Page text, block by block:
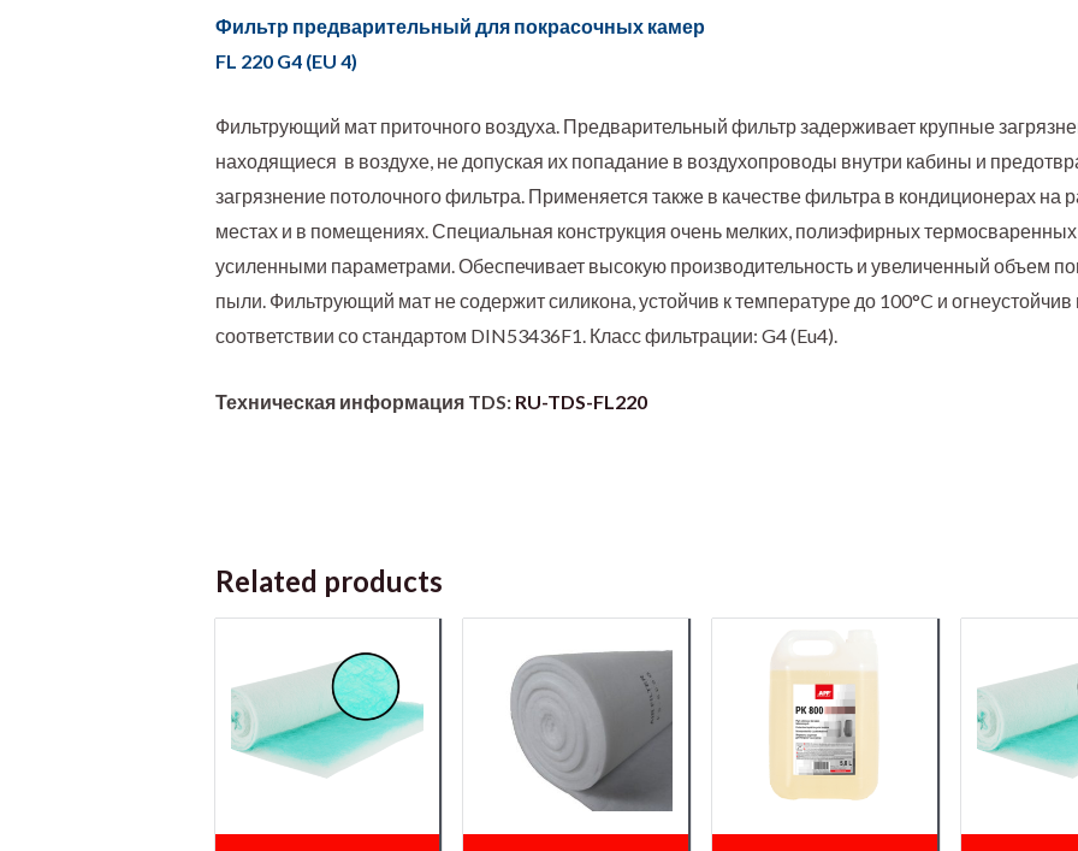
Фильтр предварительный для покрасочных камер
FL 220 G4 (EU 4)
Фильтрующий мат приточного воздуха. Предварительный фильтр задерживает крупные
находящиеся в воздухе, не допуская их попадание в воздухопроводы внутри кабины и
загрязнение потолочного фильтра. Применяется также в качестве фильтра в кондиционерах на
местах и в помещениях. Специальная конструкция очень мелких, полиэфирных термосваренных
усиленными параметрами. Обеспечивает высокую производительность и увеличенный объем
пыли. Фильтрующий мат не содержит силикона, устойчив к температуре до 100°C и огнеустойчив
соответствии со стандартом DIN53436F1. Класс фильтрации: G4 (Eu4).
Техническая информация TDS: RU-TDS-FL220
Related products